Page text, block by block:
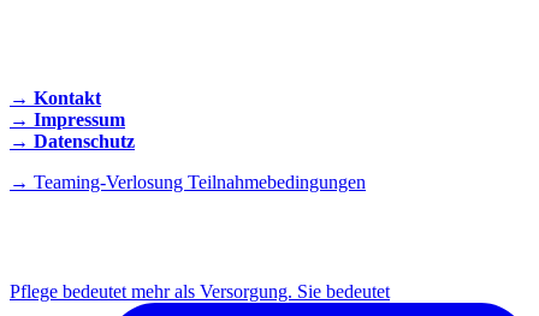
→ Kontakt
→ Impressum
→ Datenschutz
→ Teaming-Verlosung Teilnahmebedingungen
Pflege bedeutet mehr als Versorgung. Sie bedeutet